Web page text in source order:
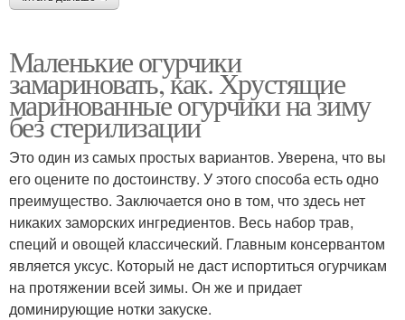
Маленькие огурчики
замариновать, как. Хрустящие
маринованные огурчики на зиму
без стерилизации
Это один из самых простых вариантов. Уверена, что вы
его оцените по достоинству. У этого способа есть одно
преимущество. Заключается оно в том, что здесь нет
никаких заморских ингредиентов. Весь набор трав,
специй и овощей классический. Главным консервантом
является уксус. Который не даст испортиться огурчикам
на протяжении всей зимы. Он же и придает
доминирующие нотки закуске.